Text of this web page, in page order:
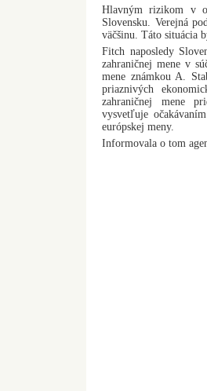
Hlavným rizikom v
Slovensku. Verejná
väčšinu. Táto situácia
Fitch naposledy
zahraničnej mene v
mene známkou A.
priaznivých
zahraničnej mene
vysvetľuje
európskej meny.
Informovala o tom